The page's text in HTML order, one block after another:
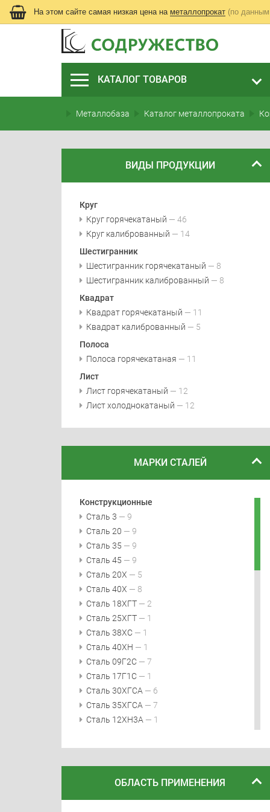
На этом сайте самая низкая цена на металлопрокат (по
КАТАЛОГ ТОВАРОВ
Металлобаза Каталог металлопроката
ВИДЫ ПРОДУКЦИИ
Круг
Круг горячекатаный — 46
Круг калиброванный — 14
Шестигранник
Шестигранник горячекатаный — 8
Шестигранник калиброванный — 8
Квадрат
Квадрат горячекатаный — 11
Квадрат калиброванный — 5
Полоса
Полоса горячекатаная — 11
Лист
Лист горячекатаный — 12
Лист холоднокатаный — 12
МАРКИ СТАЛЕЙ
Конструкционные
Сталь 3 — 9
Сталь 20 — 9
Сталь 35 — 9
Сталь 45 — 9
Сталь 20Х — 5
Сталь 40Х — 8
Сталь 18ХГТ — 2
Сталь 25ХГТ — 1
Сталь 38ХС — 1
Сталь 40ХН — 1
Сталь 09Г2С — 7
Сталь 17Г1С — 1
Сталь 30ХГСА — 6
Сталь 35ХГСА — 7
Сталь 12ХН3А — 1
Сталь 20Х2Н4А— 1
Сталь 40ХН2МА — 4
ОБЛАСТЬ ПРИМЕНЕНИЯ
ЛИСТ КАЛИБРОВАННЫЙ КРУГ ГОРЯЧЕКАТАНЫЙ